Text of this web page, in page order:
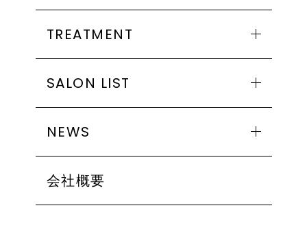
MADE IN ISRAEL
インストラクター紹介・トレーナー紹介
商品一覧
アンストレス
ビオフィート
イラストリアス
フォーエバーヤング
ローズドメーラ
シャトーデボーテ
TREATMENT
シリーズ一覧
アンストレス
ビオフィート
イラストリアス
フォーエバーヤング
ローズドメーラ
SALON LIST
お取り扱い店舗一覧
エリアから探す
北海道・東北
関東（東京都以外）
東京
NEWS
ALL
EVENT
MEDIA
会社概要